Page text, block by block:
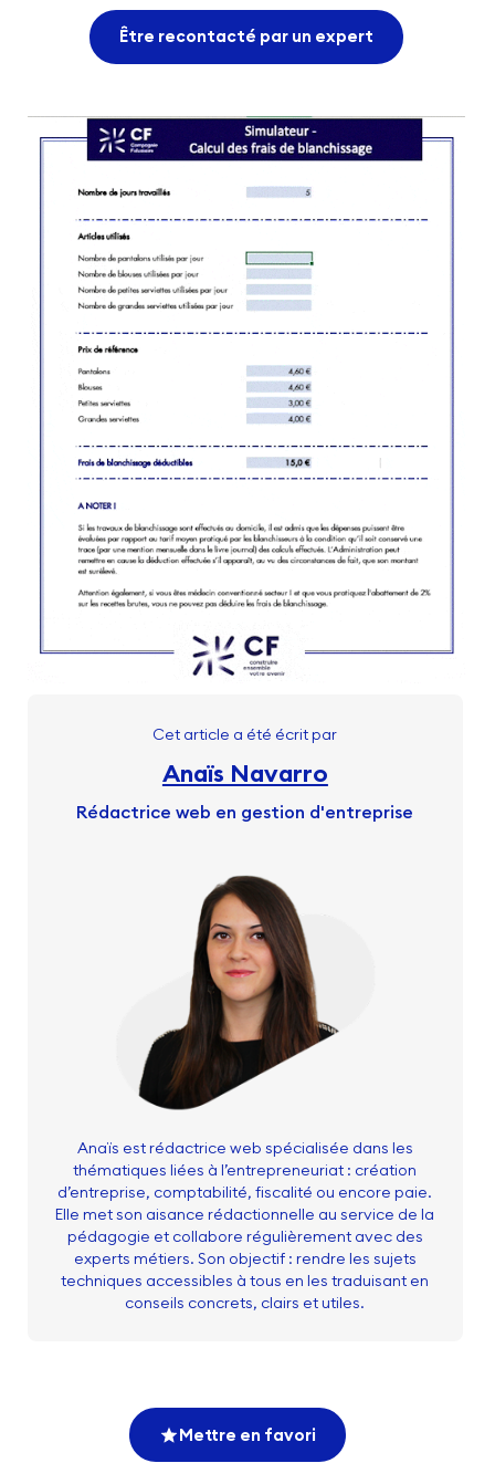
Être recontacté par un expert
Cet article a été écrit par
Anaïs Navarro
Rédactrice web en gestion d'entreprise
Anaïs est rédactrice web spécialisée dans les
thématiques liées à l’entrepreneuriat : création
d’entreprise, comptabilité, fiscalité ou encore paie.
Elle met son aisance rédactionnelle au service de la
pédagogie et collabore régulièrement avec des
experts métiers. Son objectif : rendre les sujets
techniques accessibles à tous en les traduisant en
conseils concrets, clairs et utiles.
Mettre en favori